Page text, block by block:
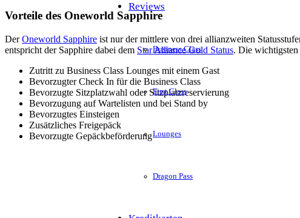
Reviews
Business Class
First Class
Lounges
Dragon Pass
Vorteile des Oneworld Sapphire
DerOneworld Sapphire ist nur der mittlere von drei allianzweiten
entspricht der Sapphire dabei dem Star Alliance Gold Status. Die
Zutritt zu Business Class Lounges mit einem Gast
Bevorzugter Check In für die Business Class
Bevorzugte Sitzplatzwahl oder Sitzplatzreservierung
Bevorzugung auf Wartelisten und bei Stand by
Bevorzugtes Einsteigen
Zusätzliches Freigepäck
Bevorzugte Gepäckbeförderung